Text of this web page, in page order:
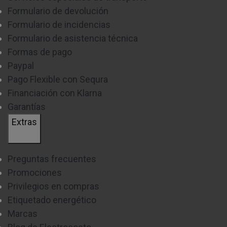
Formulario de devolución
Formulario de incidencias
Formulario de asistencia técnica
Formas de pago
Paypal
Pago Flexible con Sequra
Financiación con Klarna
Garantías
Extras
Preguntas frecuentes
Promociones
Privilegios en compras
Etiquetado energético
Marcas